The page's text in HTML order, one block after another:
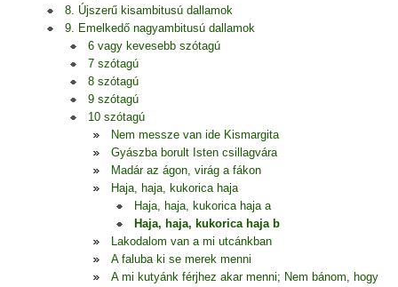
8. Újszerű kisambitusú dallamok
9. Emelkedő nagyambitusú dallamok
6 vagy kevesebb szótagú
7 szótagú
8 szótagú
9 szótagú
10 szótagú
Nem messze van ide Kismargita
Gyászba borult Isten csillagvára
Madár az ágon, virág a fákon
Haja, haja, kukorica haja
Haja, haja, kukorica haja a
Haja, haja, kukorica haja b
Lakodalom van a mi utcánkban
A faluba ki se merek menni
A mi kutyánk férjhez akar menni; Nem bánom, hogy